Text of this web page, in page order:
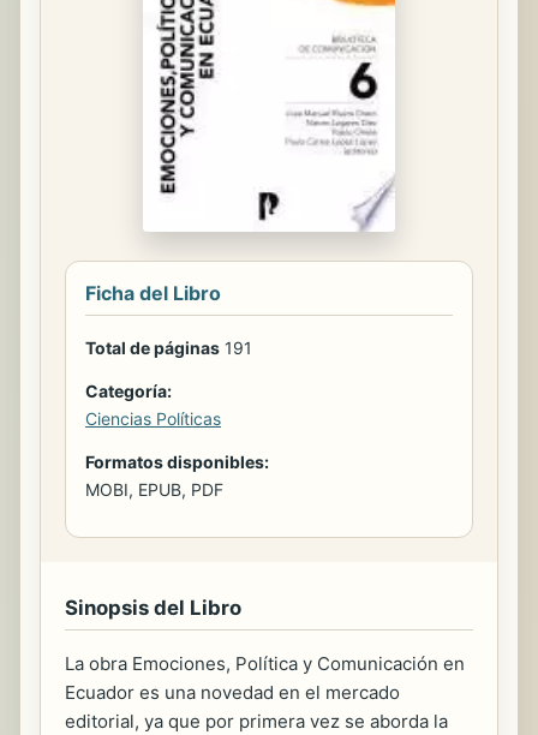
Ficha del Libro
Total de páginas 191
Categoría:
Ciencias Políticas
Formatos disponibles:
MOBI, EPUB, PDF
Sinopsis del Libro
La obra Emociones, Política y Comunicación en
Ecuador es una novedad en el mercado
editorial, ya que por primera vez se aborda la